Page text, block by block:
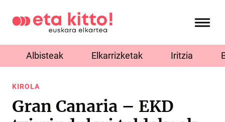
Albisteak Elkarrizketak Iritzia
KIROLA
Gran Canaria – EKD